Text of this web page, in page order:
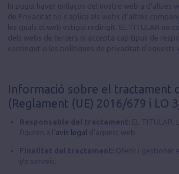
hi pugui haver enllaços del nostre web a d'altres
de Privacitat no s'aplica als webs d'altres
les quals el web estigui redirigit. EL TITULAR no
dels webs de tercers ni accepta cap tipus de
contingut o les polítiques de privacitat d'aquests
Informació sobre el tractament
(Reglament (UE) 2016/679 i LO
Responsable del tractament: EL TITULAR.
figuren a l'avís legal d'aquest web.
Finalitat del tractament: Oferir i gestionar
i/o serveis.